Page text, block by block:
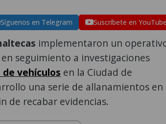
Síguenos en Telegram Suscríbete en
implementaron un
seguimiento a investigaciones
de vehículos en la Ciudad de
una serie de allanamientos en
de recabar evidencias.